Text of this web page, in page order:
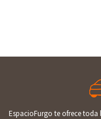
EspacioFurgo te ofrece